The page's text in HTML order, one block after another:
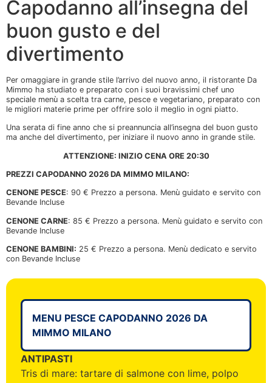
Capodanno all’insegna del
buon gusto e del
divertimento
Per omaggiare in grande stile l’arrivo del nuovo anno, il ristorante Da
Mimmo ha studiato e preparato con i suoi bravissimi chef uno
speciale menù a scelta tra carne, pesce e vegetariano, preparato con
le migliori materie prime per offrire solo il meglio in ogni piatto.
Una serata di fine anno che si preannuncia all’insegna del buon gusto
ma anche del divertimento, per iniziare il nuovo anno in grande stile.
ATTENZIONE: INIZIO CENA ORE 20:30
PREZZI CAPODANNO 2026 DA MIMMO MILANO:
CENONE PESCE: 90 € Prezzo a persona. Menù guidato e servito con
Bevande Incluse
CENONE CARNE: 85 € Prezzo a persona. Menù guidato e servito con
Bevande Incluse
CENONE BAMBINI: 25 € Prezzo a persona. Menù dedicato e servito
con Bevande Incluse
MENU PESCE CAPODANNO 2026 DA
MIMMO MILANO
ANTIPASTI
Tris di mare: tartare di salmone con lime, polpo